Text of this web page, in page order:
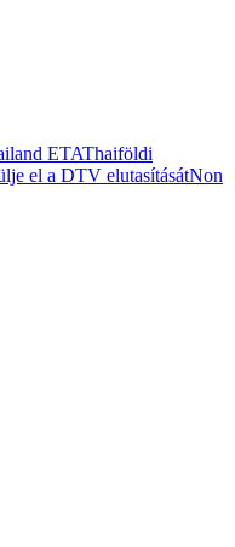
ETAThaiföldi
el a DTV elutasításátNon